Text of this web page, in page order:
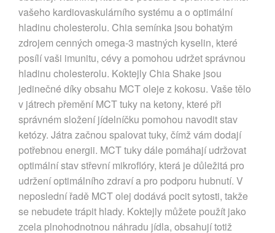
vašeho kardiovaskulárního systému a o optimální
hladinu cholesterolu. Chia semínka jsou bohatým
zdrojem cenných omega-3 mastných kyselin, které
posílí vaši imunitu, cévy a pomohou udržet správnou
hladinu cholesterolu. Koktejly Chia Shake jsou
jedinečné díky obsahu MCT oleje z kokosu. Vaše tělo
v játrech přemění MCT tuky na ketony, které při
správném složení jídelníčku pomohou navodit stav
ketózy. Játra začnou spalovat tuky, čímž vám dodají
potřebnou energii. MCT tuky dále pomáhají udržovat
optimální stav střevní mikroflóry, která je důležitá pro
udržení optimálního zdraví a pro podporu hubnutí. V
neposlední řadě MCT olej dodává pocit sytosti, takže
se nebudete trápit hlady. Koktejly můžete použít jako
zcela plnohodnotnou náhradu jídla, obsahují totiž